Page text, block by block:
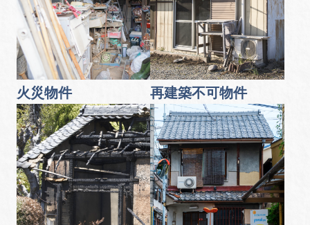
火災物件 再建築不可物件